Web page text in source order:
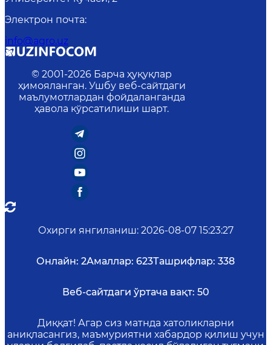
Электрон почта:
info@agro.uz
© 2001-2026 Барча ҳуқуқлар
ҳимояланган. Ушбу веб-сайтдаги
маълумотлардан фойдаланганда
ҳавола кўрсатилиши шарт.
Охирги янгиланиш: 2026-08-07 15:23:27
Онлайн: 2Амаллар: 623Ташрифлар: 338
Веб-сайтдаги ўртача вақт: 50
Диққат! Агар сиз матнда хатоликларни
аниқласангиз, маъмуриятни хабардор қилиш учун